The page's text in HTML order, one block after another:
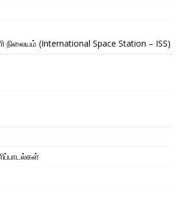
(International Space Station – ISS)